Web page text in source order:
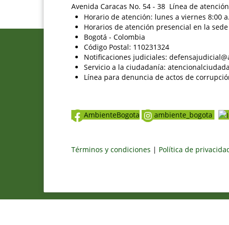
Avenida Caracas No. 54 - 38 Línea de
Horario de atención: lunes a viernes 8:00
Horarios de atención presencial en la
Bogotá - Colombia
Código Postal: 110231324
Notificaciones judiciales:
Servicio a la ciudadanía:
Línea para denuncia de actos de
AmbienteBogota ambiente_bogota
Términos y condiciones | Política de